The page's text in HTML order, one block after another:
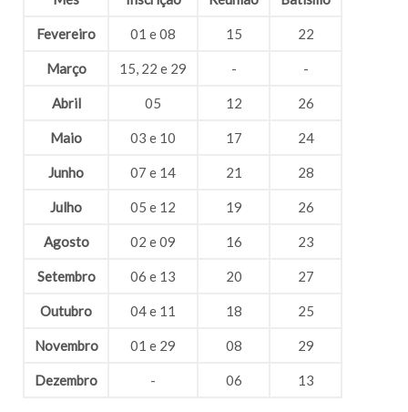
Fevereiro 01 e 08 15 22
Março 15, 22 e 29 - -
Abril 05 12 26
Maio 03 e 10 17 24
Junho 07 e 14 21 28
Julho 05 e 12 19 26
Agosto 02 e 09 16 23
Setembro 06 e 13 20 27
Outubro 04 e 11 18 25
Novembro 01 e 29 08 29
Dezembro - 06 13